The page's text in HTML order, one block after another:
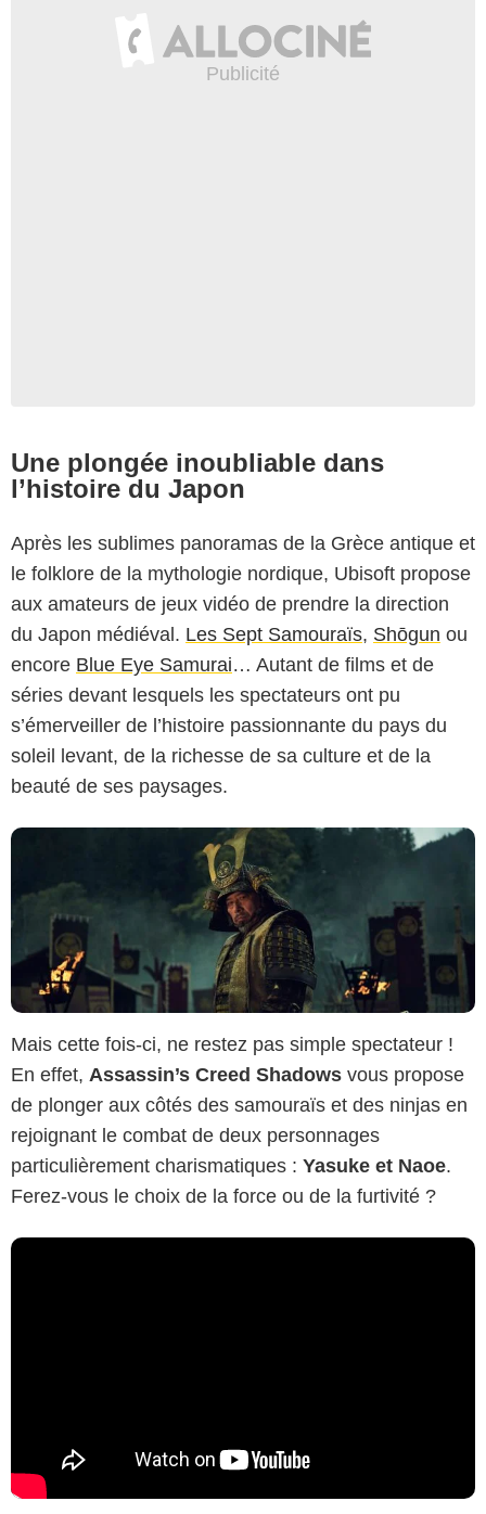
Une plongée inoubliable dans
l’histoire du Japon
Après les sublimes panoramas de la Grèce antique et
le folklore de la mythologie nordique, Ubisoft propose
aux amateurs de jeux vidéo de prendre la direction
du Japon médiéval. Les Sept Samouraïs, Shōgun ou
encore Blue Eye Samurai… Autant de films et de
séries devant lesquels les spectateurs ont pu
s’émerveiller de l’histoire passionnante du pays du
soleil levant, de la richesse de sa culture et de la
beauté de ses paysages.
Mais cette fois-ci, ne restez pas simple spectateur !
En effet, Assassin’s Creed Shadows vous propose
de plonger aux côtés des samouraïs et des ninjas en
rejoignant le combat de deux personnages
particulièrement charismatiques : Yasuke et Naoe.
Ferez-vous le choix de la force ou de la furtivité ?